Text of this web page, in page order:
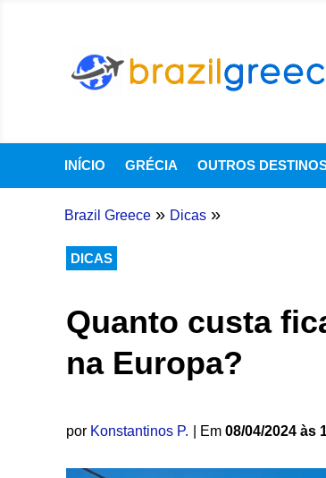
INÍCIO GRÉCIA OUTROS
Brazil Greece » Dicas »
DICAS
Quanto custa
na Europa?
por Konstantinos P. | Em 08/04/2024 às